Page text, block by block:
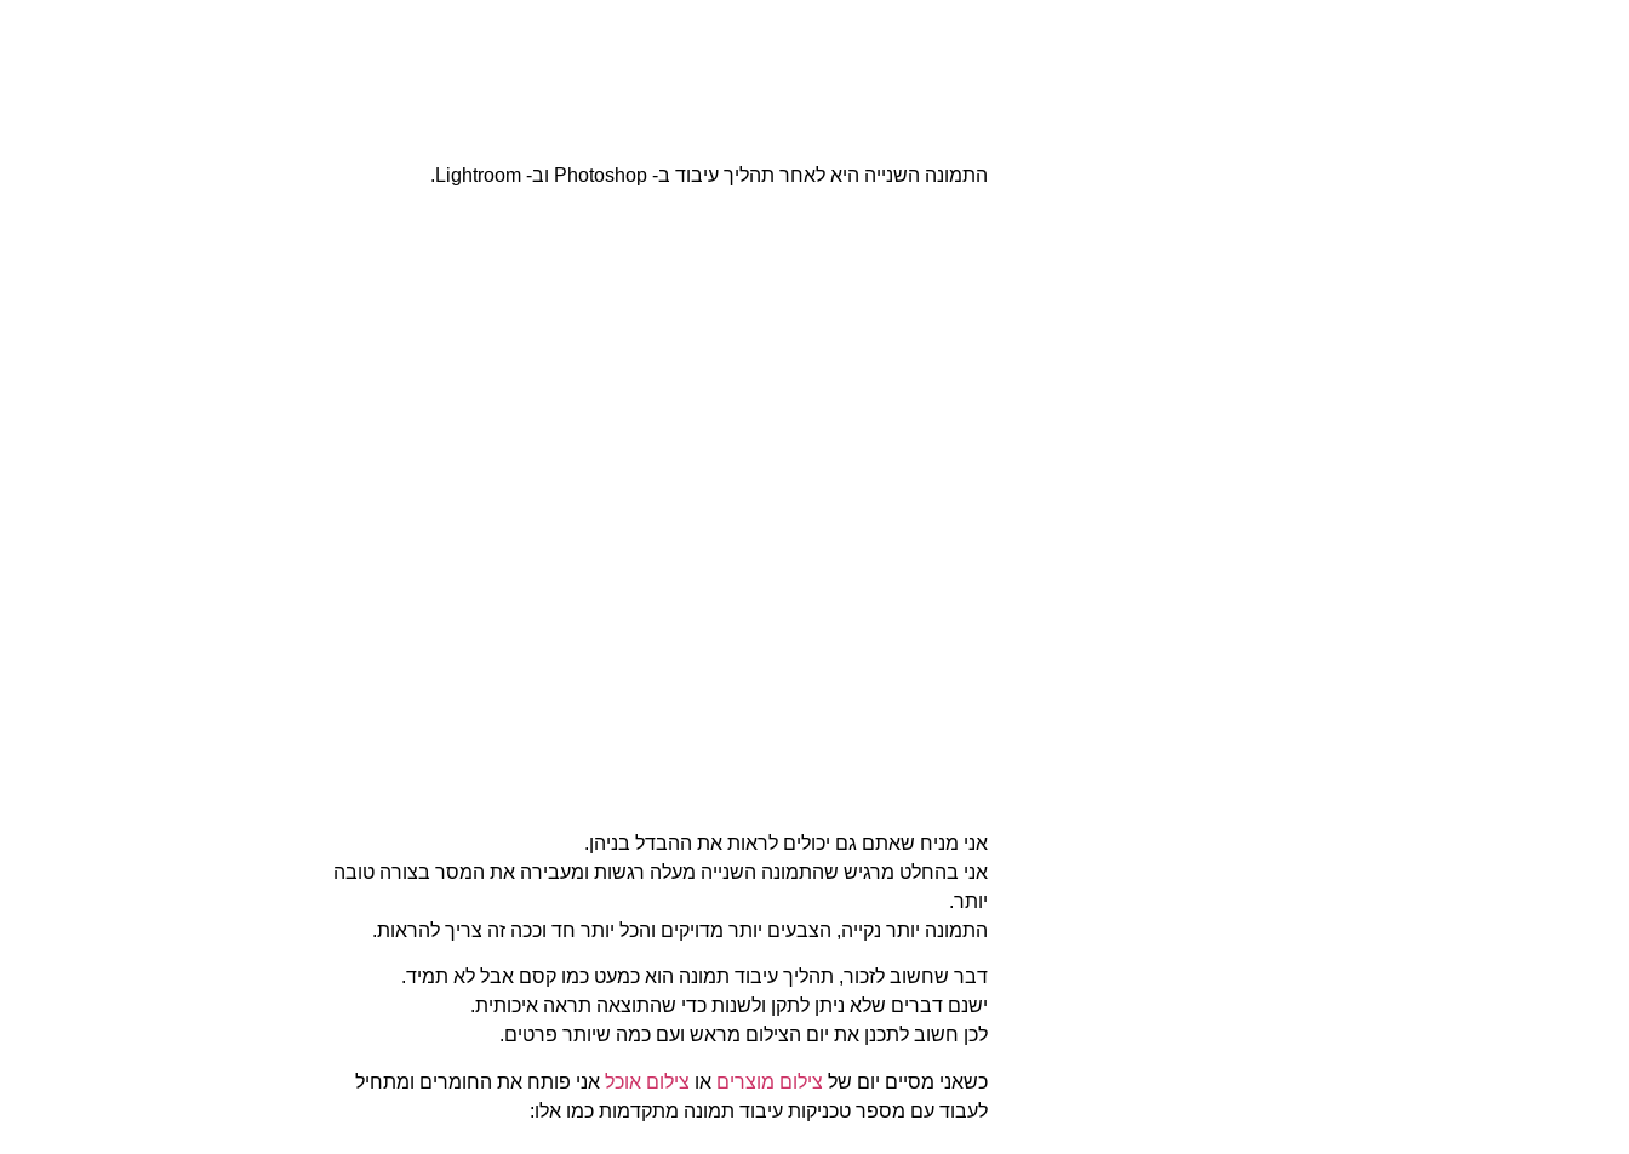
התמונה השנייה היא לאחר תהליך עיבוד ב- Photoshop וב- Lightroom.
אני מניח שאתם גם יכולים לראות את ההבדל בניהן.
אני בהחלט מרגיש שהתמונה השנייה מעלה רגשות ומעבירה את המסר בצורה טובה
יותר.
התמונה יותר נקייה, הצבעים יותר מדויקים והכל יותר חד וככה זה צריך להראות.
דבר שחשוב לזכור, תהליך עיבוד תמונה הוא כמעט כמו קסם אבל לא תמיד.
ישנם דברים שלא ניתן לתקן ולשנות כדי שהתוצאה תראה איכותית.
לכן חשוב לתכנן את יום הצילום מראש ועם כמה שיותר פרטים.
כשאני מסיים יום של צילום מוצרים או צילום אוכלאני פותח את החומרים ומתחיל
לעבוד עם מספר טכניקות עיבוד תמונה מתקדמות כמו אלו: